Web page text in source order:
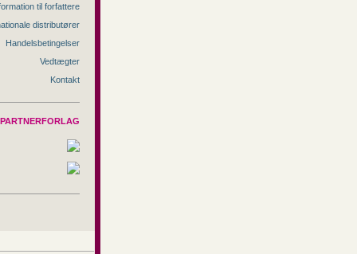
til forfattere
distributører
Handelsbetingelser
Vedtægter
Kontakt
PARTNERFORLAG